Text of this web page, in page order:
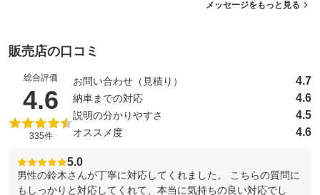
メッセージをもっと見る
販売店の口コミ
総合評価
4.6 （5点満点中）
335件
お問い合わせ（見積り） 4.7
納車までの対応 4.6
説明の分かりやすさ 4.5
オススメ度 4.6
5.0
男性の鈴木さんが丁寧に対応してくれました。 こちらの質問に
もしっかりと対応してくれて、本当に気持ちの良い対応でし